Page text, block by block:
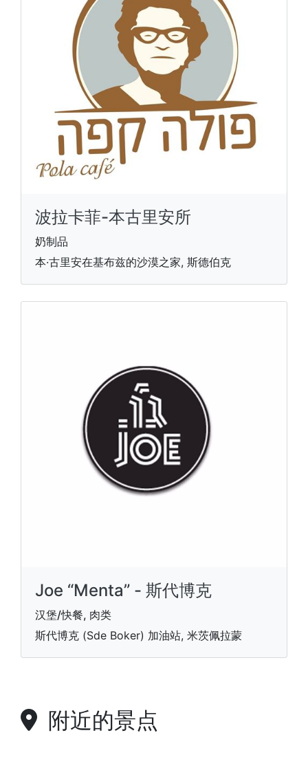
波拉卡菲-本古里安所
奶制品
本·古里安在基布兹的沙漠之家, 斯德伯克
Joe “Menta” - 斯代博克
汉堡/快餐, 肉类
斯代博克 (Sde Boker) 加油站, 米茨佩拉蒙
附近的景点